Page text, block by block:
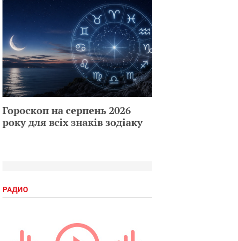
Гороскоп на серпень 2026
року для всіх знаків зодіаку
РАДИО